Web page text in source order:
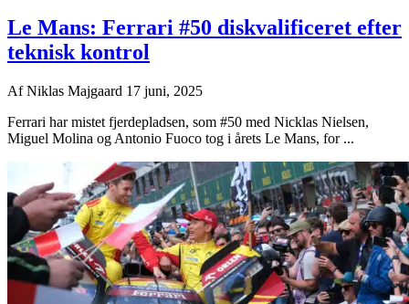
Le Mans: Ferrari #50 diskvalificeret efter
teknisk kontrol
AfNiklas Majgaard 17 juni, 2025
Ferrari har mistet fjerdepladsen, som #50 med Nicklas Nielsen,
Miguel Molina og Antonio Fuoco tog i årets Le Mans, for ...